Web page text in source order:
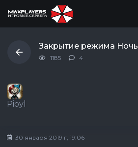
Закрытие режима Ночь
1185 4
Pioyl
30 января 2019 г, 19:06